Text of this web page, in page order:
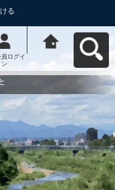
る
ログイ
ン
動応援ｻｲﾄ はち
コミねっとへ戻